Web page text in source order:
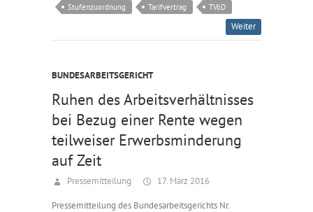
Stufenzuordnung
Tarifvertrag TVöD
Weiter
BUNDESARBEITSGERICHT
Ruhen des Arbeitsverhältnisses
bei Bezug einer Rente wegen
teilweiser Erwerbsminderung
auf Zeit
Pressemitteilung 17. März 2016
Pressemitteilung des Bundesarbeitsgerichts Nr.